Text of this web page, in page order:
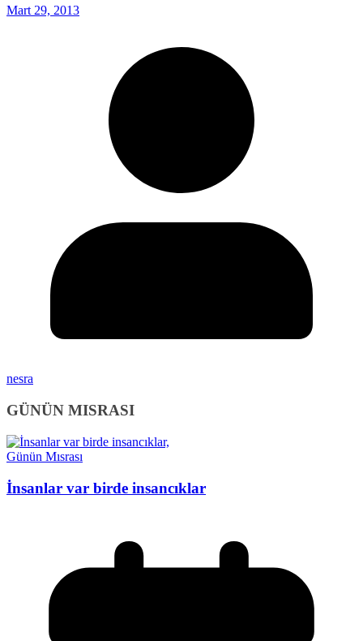
Mart 29, 2013
nesra
GÜNÜN MISRASI
Günün Mısrası
İnsanlar var birde insancıklar